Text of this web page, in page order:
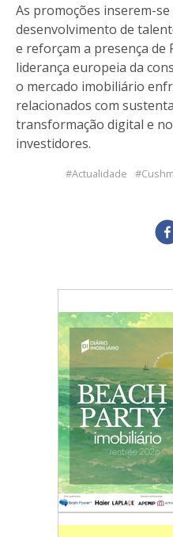
As promoções inserem-
desenvolvimento de
e reforçam a presença
liderança europeia da
o mercado imobiliário
relacionados com
transformação digital e
investidores.
Actualidade